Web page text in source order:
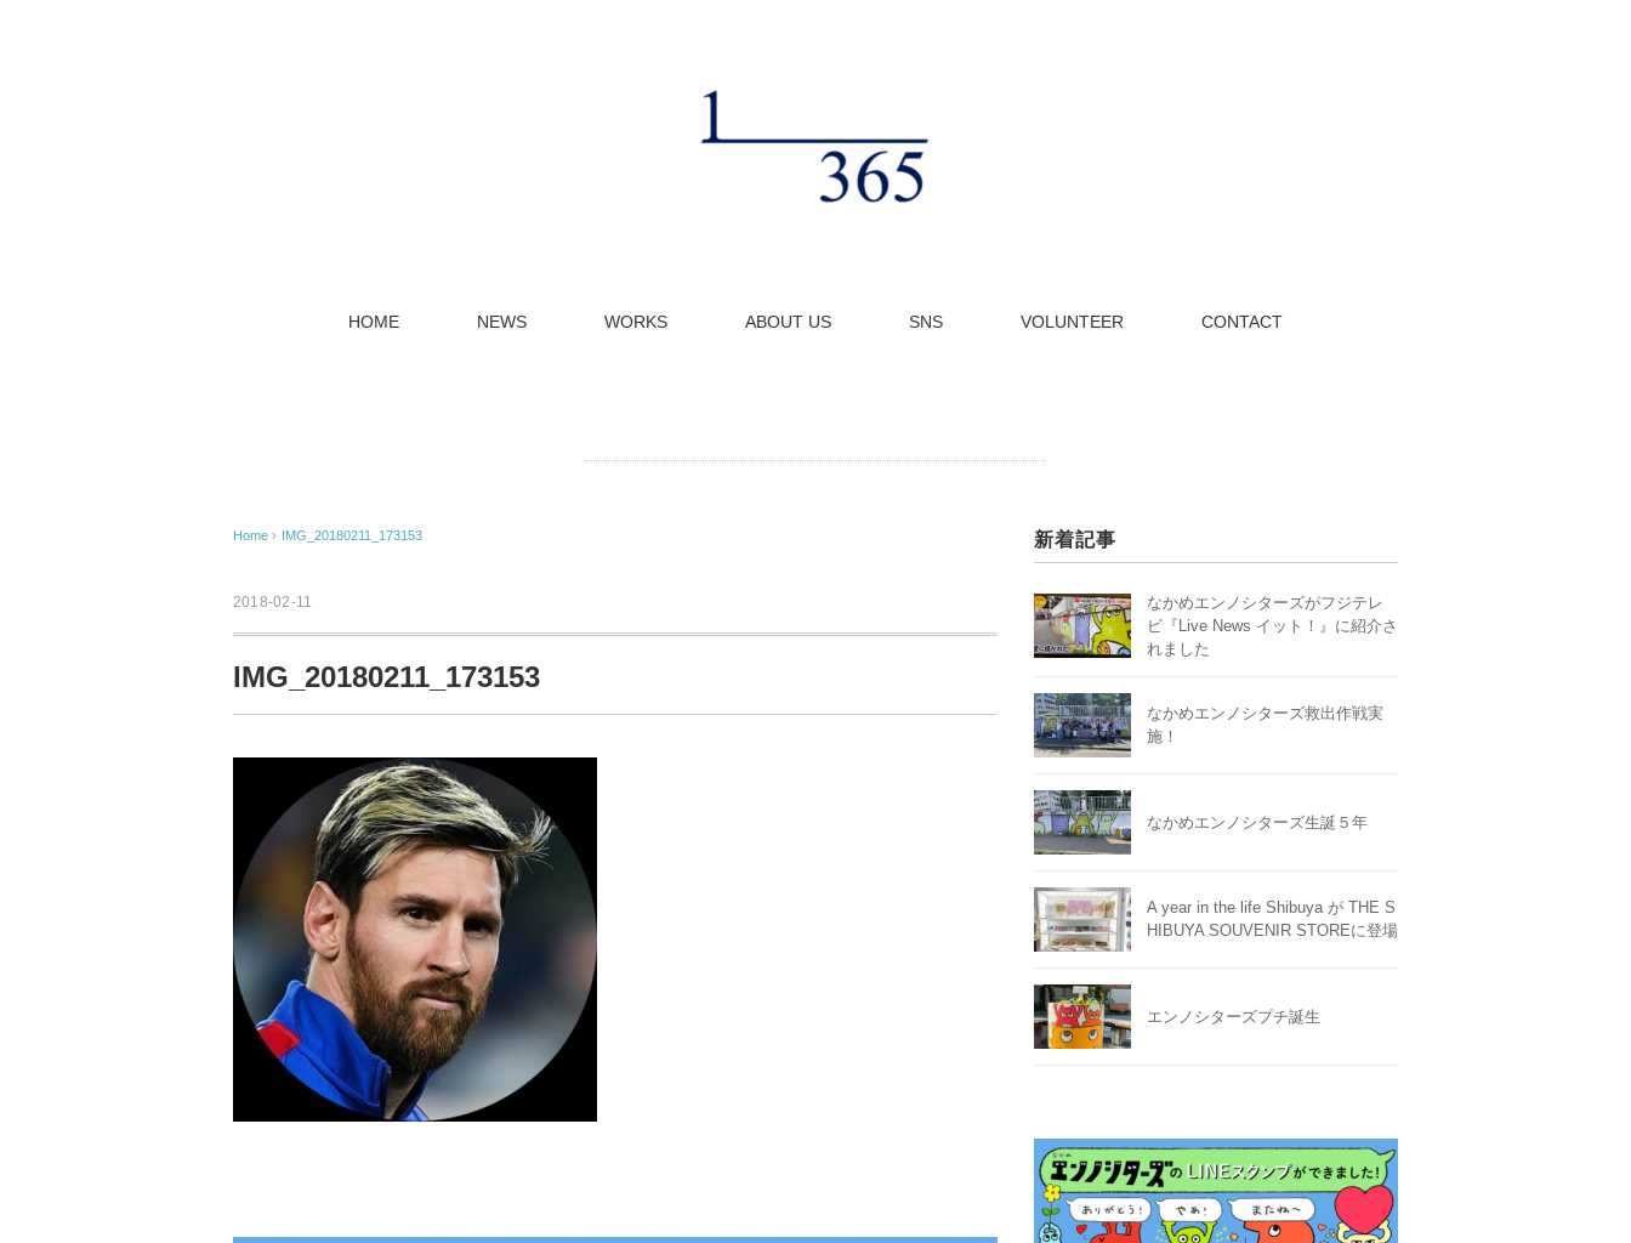
HOME NEWS WORKS ABOUT US SNS VOLUNTEER CONTACT
Home › IMG_20180211_173153
2018-02-11
IMG_20180211_173153
新着記事
なかめエンノシターズがフジテレ
ビ『Live News イット！』に紹介さ
れました
なかめエンノシターズ救出作戦実
施！
なかめエンノシターズ生誕５年
A year in the life Shibuya が THE S
HIBUYA SOUVENIR STOREに登場
エンノシターズプチ誕生